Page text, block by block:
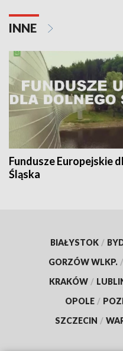
INNE
Fundusze Europejskie
Śląska
BIAŁYSTOK /
GORZÓW WLKP. /
KRAKÓW /
OPOLE /
SZCZECIN /